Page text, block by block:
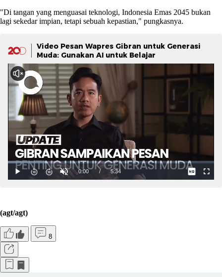
"Di tangan yang menguasai teknologi, Indonesia Emas 2045 bukan
lagi sekedar impian, tetapi sebuah kepastian," pungkasnya.
Video Pesan Wapres Gibran untuk Generasi
Muda: Gunakan AI untuk Belajar
(agt/agt)
8